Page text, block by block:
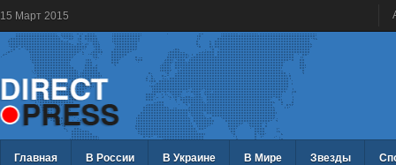
15 Март 2015
Главная В России В Украине В Мире Звезды